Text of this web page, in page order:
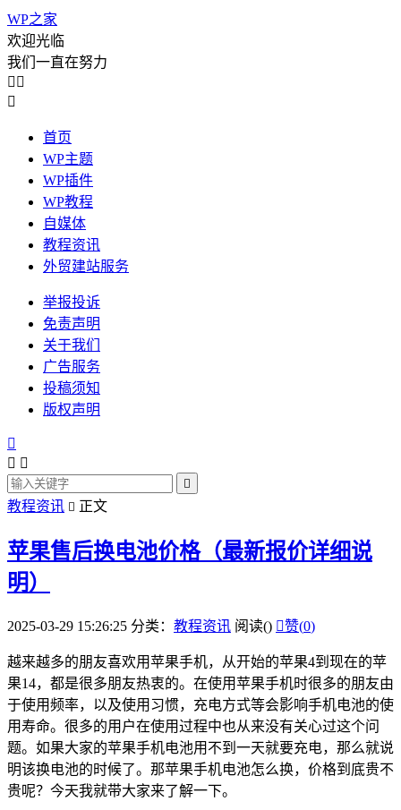
WP之家
欢迎光临
我们一直在努力
 

首页
WP主题
WP插件
WP教程
自媒体
教程资讯
外贸建站服务
举报投诉
免责声明
关于我们
广告服务
投稿须知
版权声明

 

教程资讯  正文
苹果售后换电池价格（最新报价详细说
明）
2025-03-29 15:26:25 分类： 教程资讯 阅读() 赞(0)
越来越多的朋友喜欢用苹果手机，从开始的苹果4到现在的苹
果14，都是很多朋友热衷的。在使用苹果手机时很多的朋友由
于使用频率，以及使用习惯，充电方式等会影响手机电池的使
用寿命。很多的用户在使用过程中也从来没有关心过这个问
题。如果大家的苹果手机电池用不到一天就要充电，那么就说
明该换电池的时候了。那苹果手机电池怎么换，价格到底贵不
贵呢？今天我就带大家来了解一下。